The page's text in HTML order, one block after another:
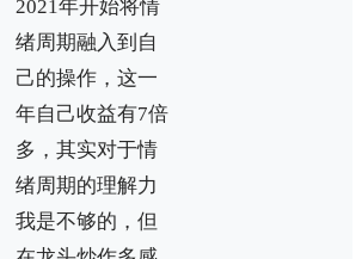
2021年开始将情
绪周期融入到自
己的操作，这一
年自己收益有7倍
多，其实对于情
绪周期的理解力
我是不够的，但